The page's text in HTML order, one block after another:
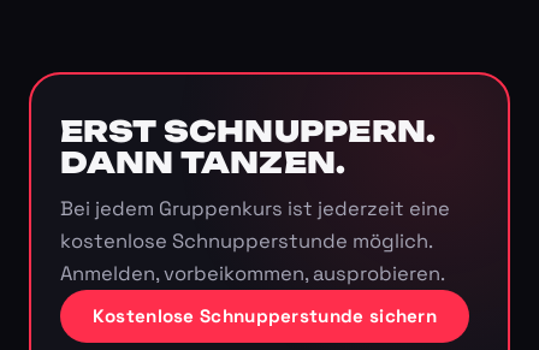
ERST SCHNUPPERN.
DANN TANZEN.
Bei jedem Gruppenkurs ist jederzeit eine
kostenlose Schnupperstunde möglich.
Anmelden, vorbeikommen, ausprobieren.
Kostenlose Schnupperstunde sichern